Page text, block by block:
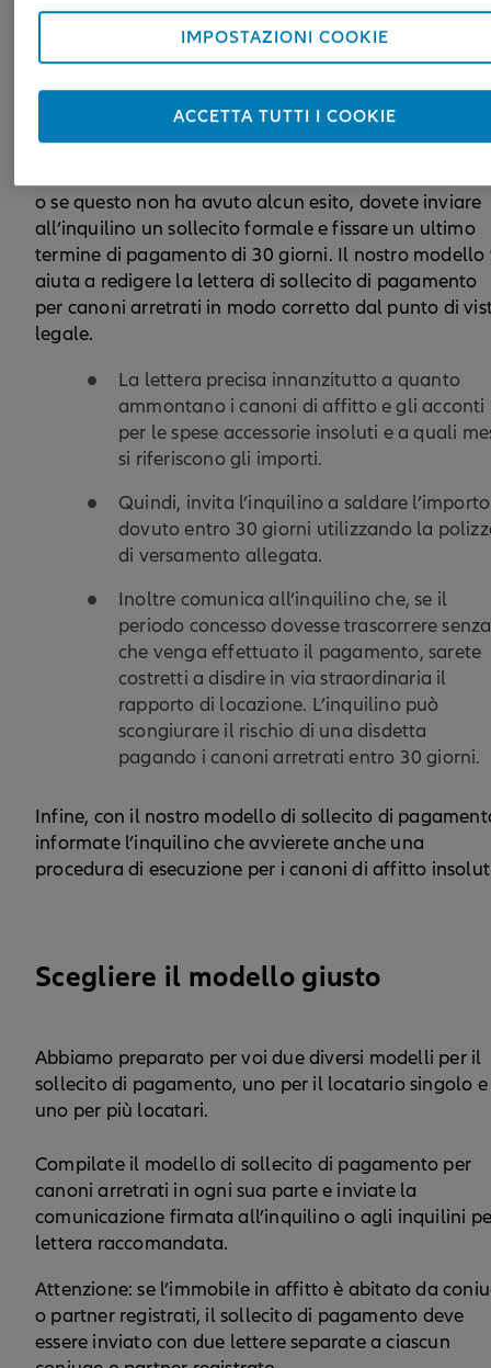
La lettera di sollecito
o se questo non ha avuto alcun esito, dovete inviare
all’inquilino un sollecito formale e fissare un ultimo
termine di pagamento di 30 giorni. Il nostro modello
aiuta a redigere la lettera di sollecito di pagamento
per canoni arretrati in modo corretto dal punto di
legale.
La lettera precisa innanzitutto a quanto
ammontano i canoni di affitto e gli acconti
per le spese accessorie insoluti e a quali
si riferiscono gli importi.
Quindi, invita l’inquilino a saldare l’importo
dovuto entro 30 giorni utilizzando la
di versamento allegata.
Inoltre comunica all’inquilino che, se il
periodo concesso dovesse trascorrere senza
che venga effettuato il pagamento, sarete
costretti a disdire in via straordinaria il
rapporto di locazione. L’inquilino può
scongiurare il rischio di una disdetta
pagando i canoni arretrati entro 30 giorni.
Infine, con il nostro modello di sollecito di
informate l’inquilino che avvierete anche una
procedura di esecuzione per i canoni di affitto
Scegliere il modello giusto
Abbiamo preparato per voi due diversi modelli per il
sollecito di pagamento, uno per il locatario singolo e
uno per più locatari.
Compilate il modello di sollecito di pagamento per
canoni arretrati in ogni sua parte e inviate la
comunicazione firmata all’inquilino o agli inquilini
lettera raccomandata.
Attenzione: se l’immobile in affitto è abitato da
o partner registrati, il sollecito di pagamento deve
essere inviato con due lettere separate a ciascun
IMPOSTAZIONI COOKIE
ACCETTA TUTTI I COOKIE